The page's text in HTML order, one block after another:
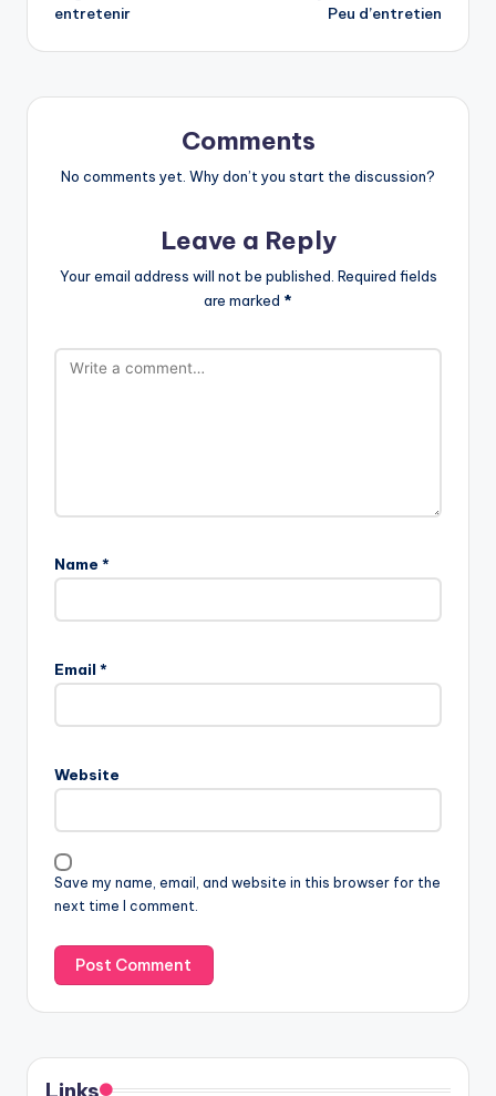
entretenir
Peu d’entretien
Comments
No comments yet. Why don’t you start the discussion?
Leave a Reply
Your email address will not be published. Required fields
are marked *
Name *
Email *
Website
Save my name, email, and website in this browser for the
next time I comment.
Links